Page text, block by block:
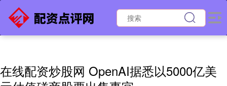
在线配资炒股网 OpenAI据悉以5000亿美